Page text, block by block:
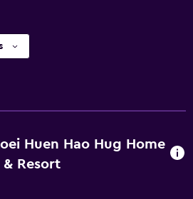
Huen Hao Hug Home
& Resort